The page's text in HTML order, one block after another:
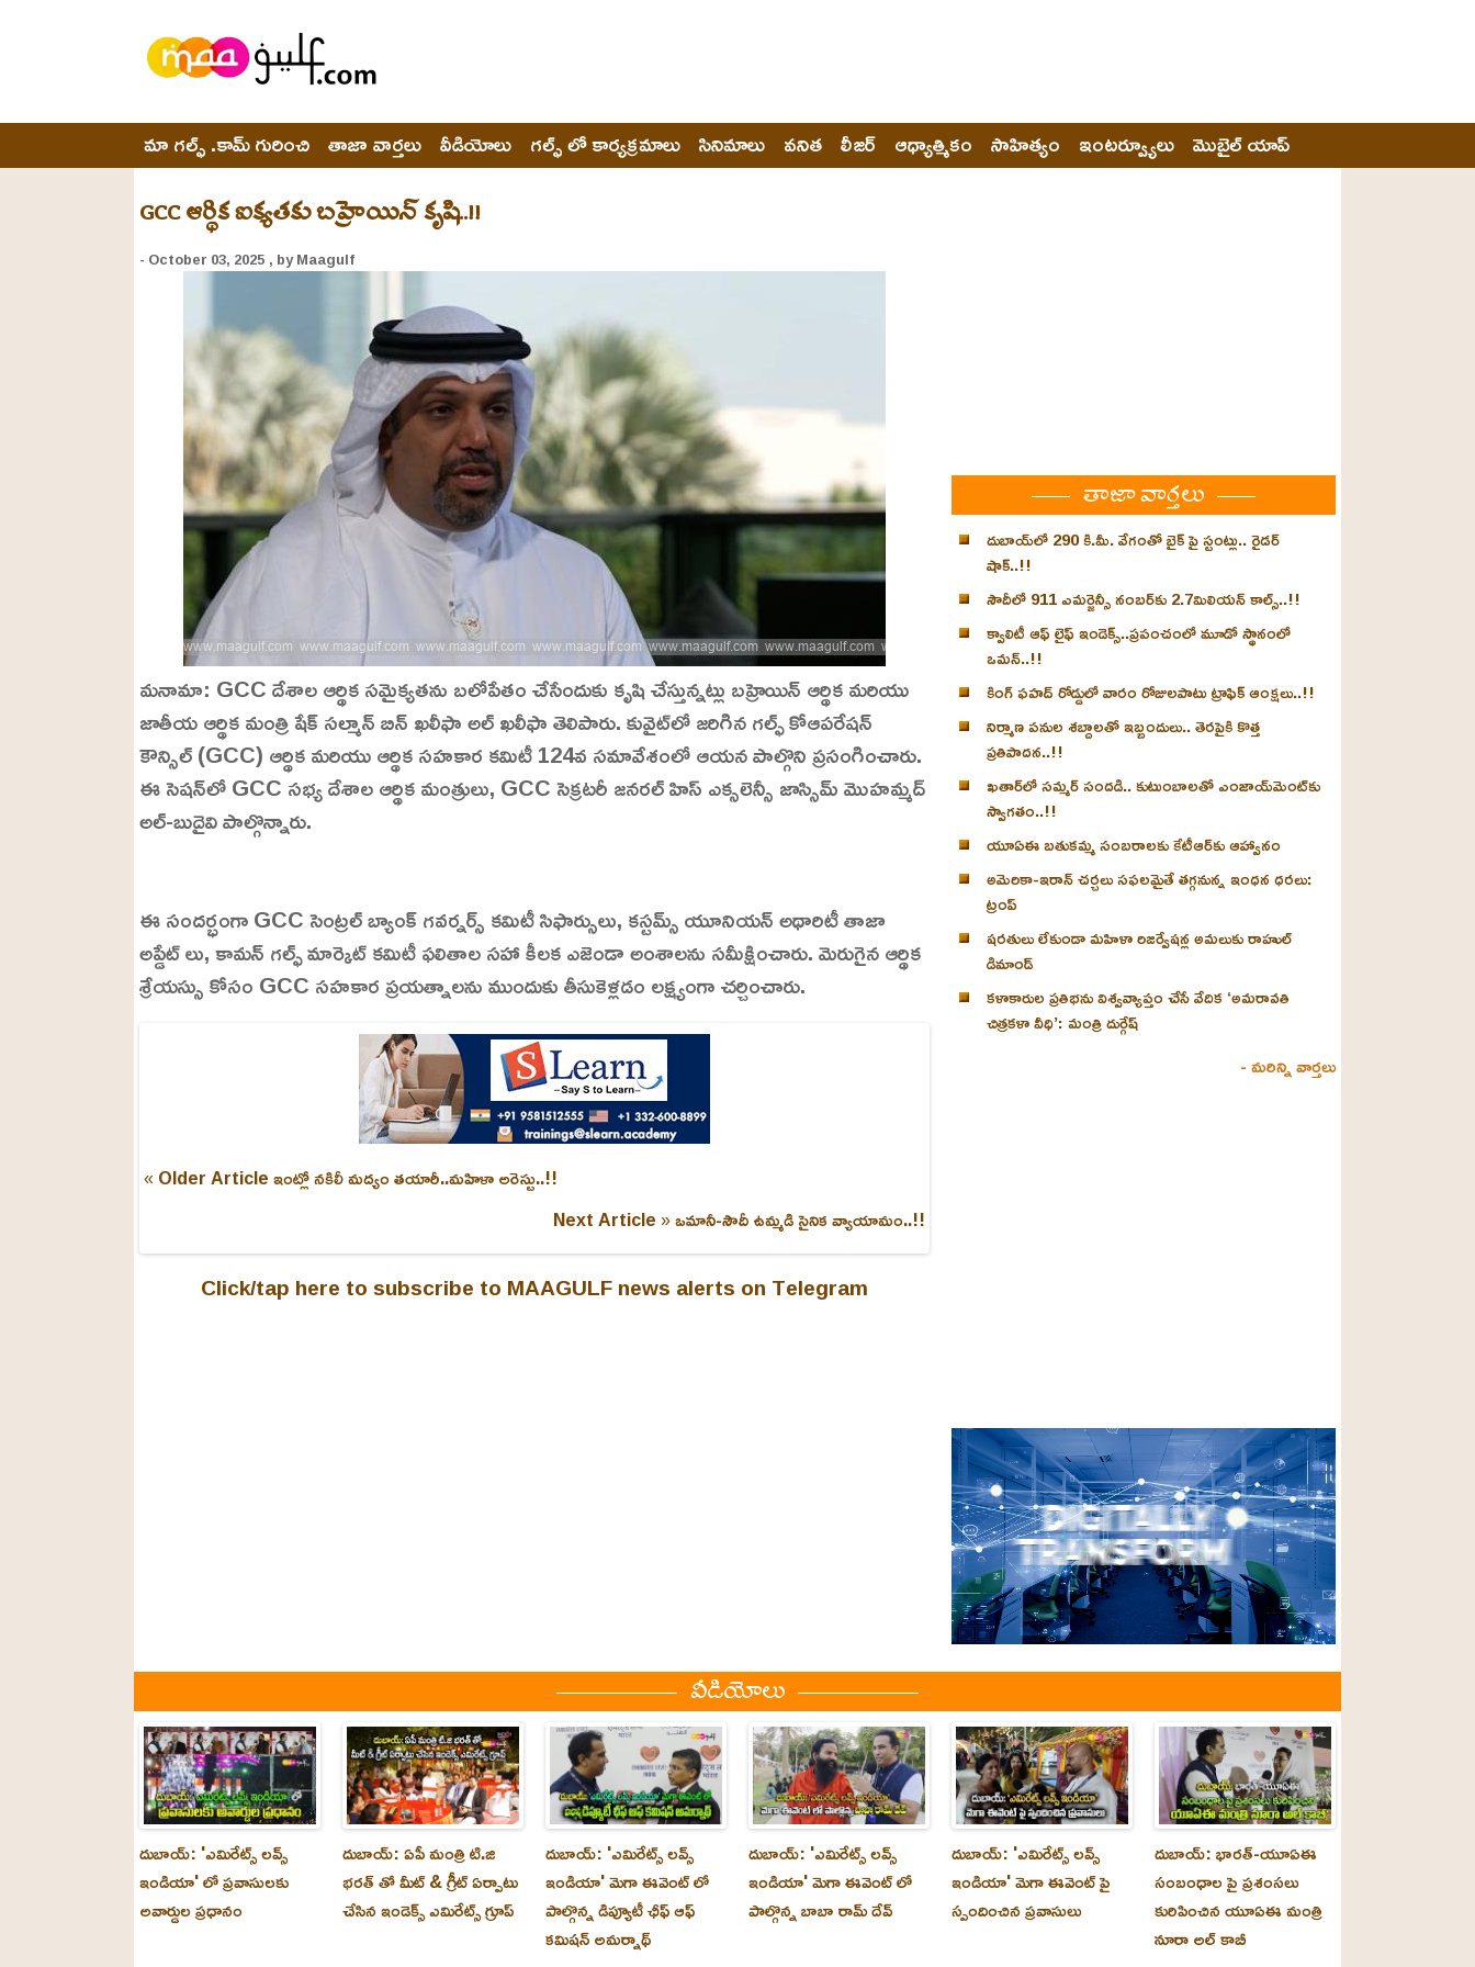
మా గల్ఫ్ .కామ్ గురించి తాజా వార్తలు వీడియోలు గల్ఫ్ లో కార్యక్రమాలు సినిమాలు వనిత లీజర్ ఆధ్యాత్మికం సాహిత్యం ఇంటర్వ్యూలు మొబైల్ యాప్
GCC ఆర్థిక ఐక్యతకు బహ్రెయిన్ కృషి..!!
- October 03, 2025 , by Maagulf
మనామా: GCC దేశాల ఆర్థిక సమైక్యతను బలోపేతం చేసేందుకు కృషి చేస్తున్నట్లు బహ్రెయిన్ ఆర్థిక మరియు
జాతీయ ఆర్థిక మంత్రి షేక్ సల్మాన్ బిన్ ఖలీఫా అల్ ఖలీఫా తెలిపారు. కువైట్‌లో జరిగిన గల్ఫ్ కోఆపరేషన్
కౌన్సిల్ (GCC) ఆర్థిక మరియు ఆర్థిక సహకార కమిటీ 124వ సమావేశంలో ఆయన పాల్గొని ప్రసంగించారు.
ఈ సెషన్‌లో GCC సభ్య దేశాల ఆర్థిక మంత్రులు, GCC సెక్రటరీ జనరల్ హిస్ ఎక్సలెన్సీ జాస్సిమ్ మొహమ్మద్
అల్-బుదైవి పాల్గొన్నారు.
U
n
m
u
t
e
a
d
e
d
:
2
4
ఈ సందర్భంగా GCC సెంట్రల్ బ్యాంక్ గవర్నర్స్ కమిటీ సిఫార్సులు, కస్టమ్స్ యూనియన్ అథారిటీ తాజా
అప్డేట్ లు, కామన్ గల్ఫ్ మార్కెట్ కమిటీ ఫలితాల సహా కీలక ఎజెండా అంశాలను సమీక్షించారు. మెరుగైన ఆర్థిక
శ్రేయస్సు కోసం GCC సహకార ప్రయత్నాలను ముందుకు తీసుకెళ్లడం లక్ష్యంగా చర్చించారు.
« Older Articleఇంట్లో నకిలీ మద్యం తయారీ..మహిళా అరెస్టు..!!
Next Article »ఒమానీ-సౌదీ ఉమ్మడి సైనిక వ్యాయామం..!!
Click/tap here to subscribe to MAAGULF news alerts on Telegram
తాజా వార్తలు
దుబాయ్‌లో 290 కి.మీ. వేగంతో బైక్‌ పై స్టంట్లు.. రైడర్
షాక్..!!
సౌదీలో 911 ఎమర్జెన్సీ నంబర్‌కు 2.7మిలియన్ కాల్స్..!!
క్వాలిటీ ఆఫ్ లైఫ్ ఇండెక్స్‌..ప్రపంచంలో మూడో స్థానంలో
ఒమన్..!!
కింగ్ ఫహద్ రోడ్డులో వారం రోజులపాటు ట్రాఫిక్ ఆంక్షలు..!!
నిర్మాణ పనుల శబ్దాలతో ఇబ్బందులు.. తెరపైకి కొత్త
ప్రతిపాదన..!!
ఖతార్‌లో సమ్మర్ సందడి.. కుటుంబాలతో ఎంజాయ్‌మెంట్‌కు
స్వాగతం..!!
యూఏఈ బతుకమ్మ సంబరాలకు కేటీఆర్‌కు ఆహ్వానం
అమెరికా-ఇరాన్ చర్చలు సఫలమైతే తగ్గనున్న ఇంధన ధరలు:
ట్రంప్
షరతులు లేకుండా మహిళా రిజర్వేషన్ల అమలుకు రాహుల్
డిమాండ్
కళాకారుల ప్రతిభను విశ్వవ్యాప్తం చేసే వేదిక ‘అమరావతి
చిత్రకళా వీధి’: మంత్రి దుర్గేష్
- మరిన్ని వార్తలు
వీడియోలు
దుబాయ్: 'ఎమిరేట్స్ లవ్స్
ఇండియా' లో ప్రవాసులకు
అవార్డుల ప్రధానం
దుబాయ్: ఏపీ మంత్రి టి.జి
భరత్ తో మీట్ & గ్రీట్ ఏర్పాటు
చేసిన ఇండెక్స్ ఎమిరేట్స్ గ్రూప్
దుబాయ్‌: 'ఎమిరేట్స్ లవ్స్
ఇండియా' మెగా ఈవెంట్ లో
పాల్గొన్న డిప్యూటీ ఛీఫ్ ఆఫ్
కమిషన్ అమర్నాథ్
దుబాయ్‌: 'ఎమిరేట్స్ లవ్స్
ఇండియా' మెగా ఈవెంట్ లో
పాల్గొన్న బాబా రామ్ దేవ్
దుబాయ్‌: 'ఎమిరేట్స్ లవ్స్
ఇండియా' మెగా ఈవెంట్ పై
స్పందించిన ప్రవాసులు
దుబాయ్‌: భారత్-యూఏఈ
సంబంధాల పై ప్రశంసలు
కురిపించిన యూఏఈ మంత్రి
నూరా అల్‌ కాబీ